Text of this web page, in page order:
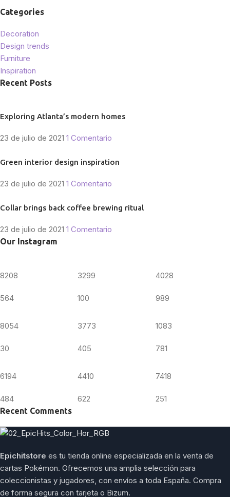
Categories
Decoration
Design trends
Furniture
Inspiration
Recent Posts
Exploring Atlanta’s modern homes
23 de julio de 2021 1 Comentario
Green interior design inspiration
23 de julio de 2021 1 Comentario
Collar brings back coffee brewing ritual
23 de julio de 2021 1 Comentario
Our Instagram
8208
564
3299
100
4028
989
8054
30
3773
405
1083
781
6194
484
4410
622
7418
251
Recent Comments
Epichitstore es tu tienda online especializada en la venta de
cartas Pokémon. Ofrecemos una amplia selección para
coleccionistas y jugadores, con envíos a toda España. Compra
de forma segura con tarjeta o Bizum.